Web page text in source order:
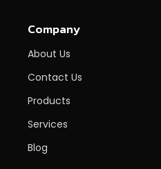
Company
About Us
Contact Us
Products
Services
Blog